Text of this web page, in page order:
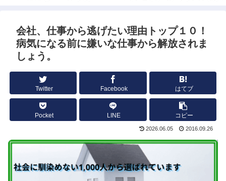
会社、仕事から逃げたい理由トップ１０！
病気になる前に嫌いな仕事から解放されま
しょう。
Twitter Facebook はてブ
Pocket LINE コピー
2026.06.05 2016.09.26